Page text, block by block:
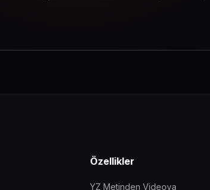
Özellikler
YZ Metinden Videoya